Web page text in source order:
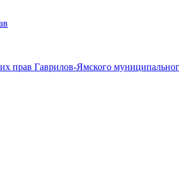
прав Гаврилов-Ямского